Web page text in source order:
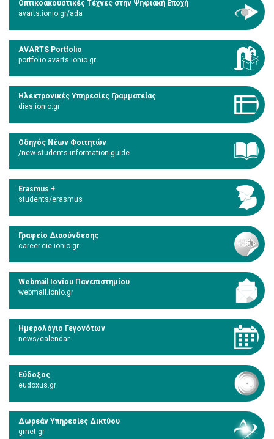
Οπτικοακουστικές Τέχνες στην Ψηφιακή Εποχή
avarts.ionio.gr/ada
AVARTS Portfolio
portfolio.avarts.ionio.gr
Ηλεκτρονικές Υπηρεσίες Γραμματείας
dias.ionio.gr
Οδηγός Νέων Φοιτητών
/new-students-information-guide
Erasmus +
students/erasmus
Γραφείο Διασύνδεσης
career.cie.ionio.gr
Webmail Ιονίου Πανεπιστημίου
webmail.ionio.gr
Ημερολόγιο Γεγονότων
news/calendar
Εύδοξος
eudoxus.gr
Δωρεάν Υπηρεσίες Δικτύου
grnet.gr